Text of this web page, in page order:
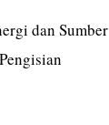
dan Sumber